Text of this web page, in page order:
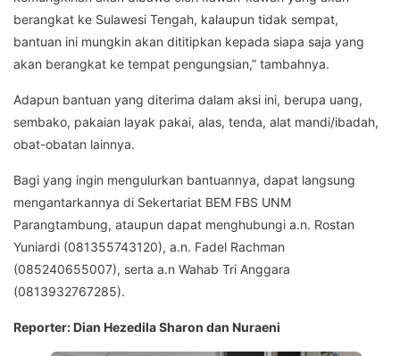
berangkat ke Sulawesi Tengah, kalaupun tidak sempat,
bantuan ini mungkin akan dititipkan kepada siapa saja yang
akan berangkat ke tempat pengungsian,” tambahnya.
Adapun bantuan yang diterima dalam aksi ini, berupa uang,
sembako, pakaian layak pakai, alas, tenda, alat mandi/ibadah,
obat-obatan lainnya.
Bagi yang ingin mengulurkan bantuannya, dapat langsung
mengantarkannya di Sekertariat BEM FBS UNM
Parangtambung, ataupun dapat menghubungi a.n. Rostan
Yuniardi (081355743120), a.n. Fadel Rachman
(085240655007), serta a.n Wahab Tri Anggara
(0813932767285).
Reporter: Dian Hezedila Sharon dan Nuraeni